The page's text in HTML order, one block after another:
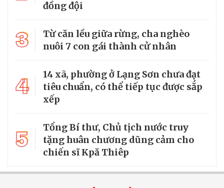
đồng đội
3
Từ căn lều giữa rừng, cha nghèo
nuôi 7 con gái thành cử nhân
4
14 xã, phường ở Lạng Sơn chưa đạt
tiêu chuẩn, có thể tiếp tục được sắp
xếp
5
Tổng Bí thư, Chủ tịch nước truy
tặng huân chương dũng cảm cho
chiến sĩ Kpă Thiêp